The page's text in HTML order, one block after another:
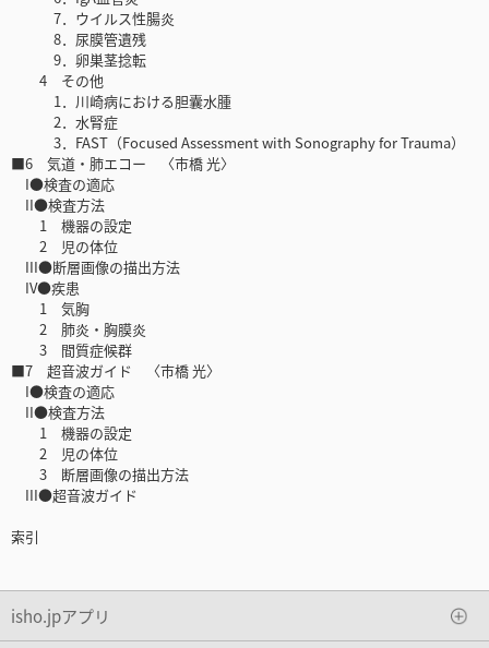
7．ウイルス性腸炎
8．尿膜管遺残
9．卵巣茎捻転
4 その他
1．川崎病における胆囊水腫
2．水腎症
3．FAST（Focused Assessment with Sonography for Trauma）
■6 気道・肺エコー 〈市橋 光〉
I●検査の適応
II●検査方法
1 機器の設定
2 児の体位
III●断層画像の描出方法
IV●疾患
1 気胸
2 肺炎・胸膜炎
3 間質症候群
■7 超音波ガイド 〈市橋 光〉
I●検査の適応
II●検査方法
1 機器の設定
2 児の体位
3 断層画像の描出方法
III●超音波ガイド
索引
isho.jpアプリ